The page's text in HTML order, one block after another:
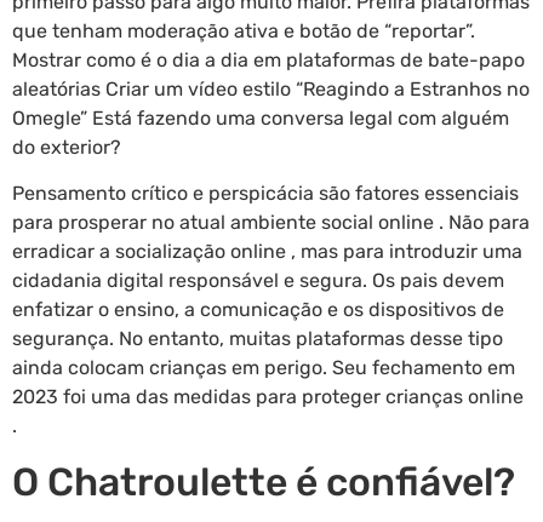
que tenham moderação ativa e botão de “reportar”.
Mostrar como é o dia a dia em plataformas de bate-papo
aleatórias Criar um vídeo estilo “Reagindo a Estranhos no
Omegle” Está fazendo uma conversa legal com alguém
do exterior?
Pensamento crítico e perspicácia são fatores essenciais
para prosperar no atual ambiente social online . Não para
erradicar a socialização online , mas para introduzir uma
cidadania digital responsável e segura. Os pais devem
enfatizar o ensino, a comunicação e os dispositivos de
segurança. No entanto, muitas plataformas desse tipo
ainda colocam crianças em perigo. Seu fechamento em
2023 foi uma das medidas para proteger crianças online
.
O Chatroulette é confiável?